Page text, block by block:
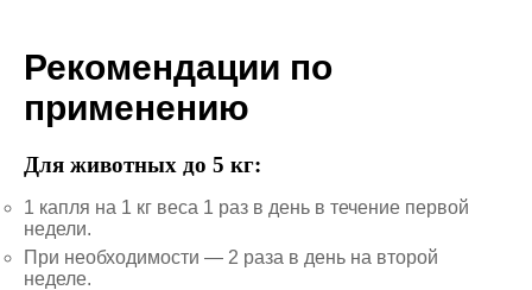
Рекомендации по
применению
Для животных до 5 кг:
1 капля на 1 кг веса 1 раз в день в течение первой
недели.
При необходимости — 2 раза в день на второй
неделе.